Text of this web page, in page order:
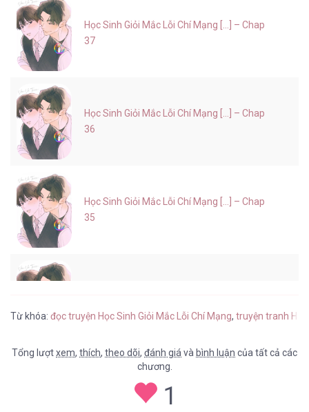
Học Sinh Giỏi Mắc Lỗi Chí Mạng [...] – Chap
37
Học Sinh Giỏi Mắc Lỗi Chí Mạng [...] – Chap
36
Học Sinh Giỏi Mắc Lỗi Chí Mạng [...] – Chap
35
Từ khóa: đọc truyện Học Sinh Giỏi Mắc Lỗi Chí Mạng, truyện tranh
Tổng lượtxem, thích, theo dõi, đánh giá và bình luận của tất cả các
chương.
1